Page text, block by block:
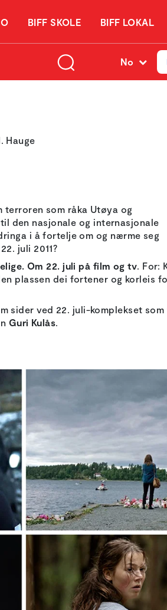
BIFF SKOLE BIFF LOKAL
No
Hauge
som råka Utøya og
den nasjonale og internasjonale
i å fortelje om og nærme seg
juli 2011?
Om 22. juli på film og tv . For:
plassen dei fortener og korleis
sider ved 22. juli-komplekset
Guri Kulås